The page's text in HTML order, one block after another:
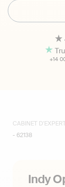
+14
CABINET
- 62138
Indy